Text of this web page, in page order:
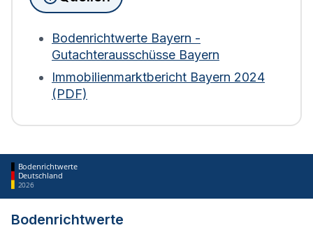
(sowie Nutzung) zur Berechnung heranzieht.
der Immobilie fließen ein. Bei Wohngebäuden wird
die Fläche zudem mit einem Abschlag von 30 %
bewertet. Diese Regelung gilt für die Berechnung
ab 2025.
Bodenrichtwerte Bayern -
Gutachterausschüsse Bayern
Immobilienmarktbericht Bayern 2024
(PDF)
Bodenrichtwerte
Deutschland
2026
Bodenrichtwerte